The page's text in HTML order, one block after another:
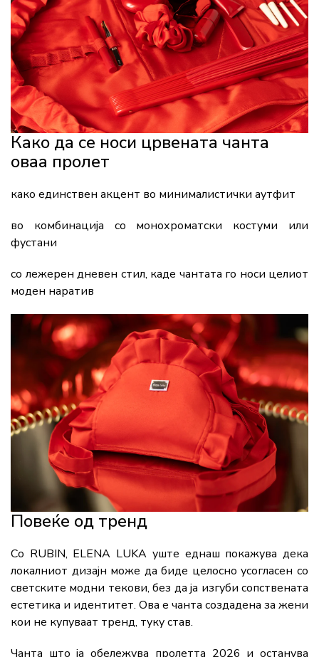
Како да се носи црвената чанта
оваа пролет
како единствен акцент во минималистички аутфит
во комбинација со монохроматски костуми или
фустани
со лежерен дневен стил, каде чантата го носи целиот
моден наратив
Повеќе од тренд
Со RUBIN, ELENA LUKA уште еднаш покажува дека
локалниот дизајн може да биде целосно усогласен со
светските модни текови, без да ја изгуби сопствената
естетика и идентитет. Ова е чанта создадена за жени
кои не купуваат тренд, туку став.
Чанта што ја обележува пролетта 2026 и останува